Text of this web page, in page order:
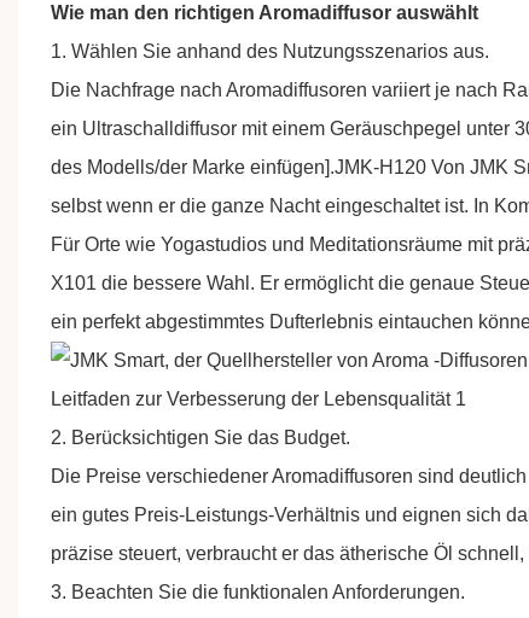
Wie man den richtigen Aromadiffusor auswählt
1. Wählen Sie anhand des Nutzungsszenarios aus.
Die Nachfrage nach Aromadiffusoren variiert je nach
ein Ultraschalldiffusor mit einem Geräuschpegel unter
des Modells/der Marke einfügen].JMK-H120Von JMK
selbst wenn er die ganze Nacht eingeschaltet ist. In
Für Orte wie Yogastudios und Meditationsräume mit
X101 die bessere Wahl. Er ermöglicht die genaue
ein perfekt abgestimmtes Dufterlebnis eintauchen
2. Berücksichtigen Sie das Budget.
Die Preise verschiedener Aromadiffusoren sind
ein gutes Preis-Leistungs-Verhältnis und eignen sich
präzise steuert, verbraucht er das ätherische Öl
3. Beachten Sie die funktionalen Anforderungen.